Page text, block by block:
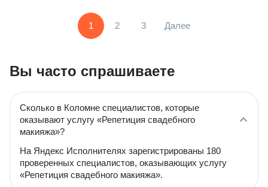
1 2 3 Далее
Вы часто спрашиваете
Сколько в Коломне специалистов, которые
оказывают услугу «Репетиция свадебного
макияжа»?
На Яндекс Исполнителях зарегистрированы 180
проверенных специалистов, оказывающих услугу
«Репетиция свадебного макияжа».